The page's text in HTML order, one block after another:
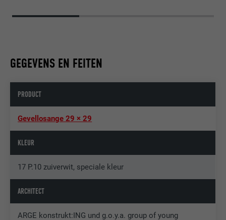
GEGEVENS EN FEITEN
PRODUCT
Gevellosange 29 × 29
KLEUR
17 P.10 zuiverwit, speciale kleur
ARCHITECT
ARGE konstrukt:ING und g.o.y.a. group of young